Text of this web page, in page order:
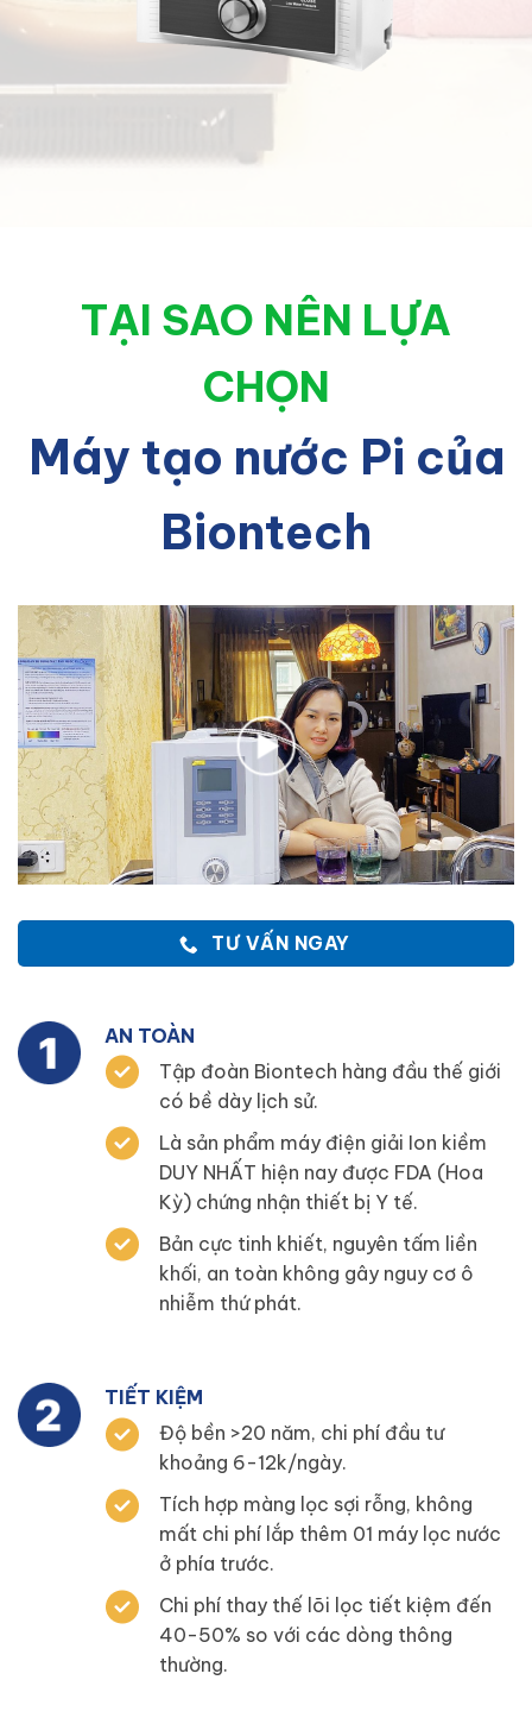
TẠI SAO NÊN LỰA
CHỌN
Máy tạo nước Pi của
Biontech
TƯ VẤN NGAY
AN TOÀN
Tập đoàn Biontech hàng đầu thế giới
có bề dày lịch sử.
Là sản phẩm máy điện giải Ion kiềm
DUY NHẤT hiện nay được FDA (Hoa
Kỳ) chứng nhận thiết bị Y tế.
Bản cực tinh khiết, nguyên tấm liền
khối, an toàn không gây nguy cơ ô
nhiễm thứ phát.
TIẾT KIỆM
Độ bền >20 năm, chi phí đầu tư
khoảng 6-12k/ngày.
Tích hợp màng lọc sợi rỗng, không
mất chi phí lắp thêm 01 máy lọc nước
ở phía trước.
Chi phí thay thế lõi lọc tiết kiệm đến
40-50% so với các dòng thông
thường.